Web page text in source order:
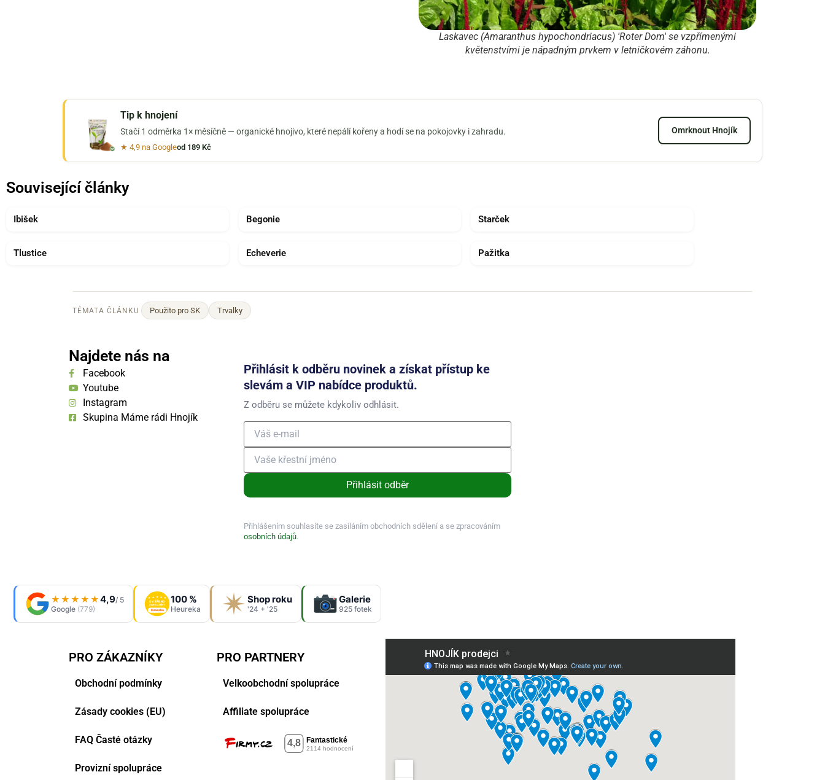
Laskavec (Amaranthus hypochondriacus) 'Roter Dom' se vzpřímenými
květenstvími je nápadným prvkem v letničkovém záhonu.
Tip k hnojení
Stačí 1 odměrka 1× měsíčně — organické hnojivo, které nepálí kořeny a hodí se na pokojovky i zahradu.
★ 4,9 na Googleod 189 Kč
Omrknout Hnojík
Související články
Ibišek Begonie Starček
Tlustice Echeverie Pažitka
TÉMATA ČLÁNKU Použito pro SK Trvalky
Najdete nás na
Facebook
Youtube
Instagram
Skupina Máme rádi Hnojík
Přihlásit k odběru novinek a získat přístup ke
slevám a VIP nabídce produktů.
Z odběru se můžete kdykoliv odhlásit.
Přihlásit odběr
Přihlášením souhlasíte se zasíláním obchodních sdělení a se zpracováním
osobních údajů.
★★★★★4,9/ 5
Google (779)
OVĚŘENO
ZÁKAZNÍKY
Heureka
100 %
Heureka
Shop roku
'24 + '25
Galerie
925 fotek
PRO ZÁKAZNÍKY
Obchodní podmínky
Zásady cookies (EU)
FAQ Časté otázky
Provizní spolupráce
PRO PARTNERY
Velkoobchodní spolupráce
Affiliate spolupráce